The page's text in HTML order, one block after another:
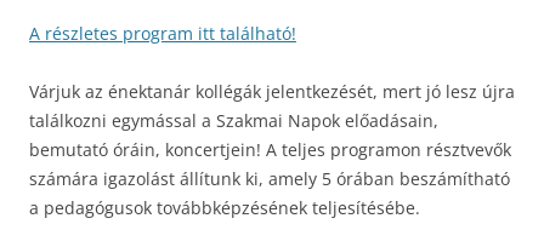
A részletes program itt található!
Várjuk az énektanár kollégák jelentkezését, mert jó lesz újra
találkozni egymással a Szakmai Napok előadásain,
bemutató óráin, koncertjein! A teljes programon résztvevők
számára igazolást állítunk ki, amely 5 órában beszámítható
a pedagógusok továbbképzésének teljesítésébe.